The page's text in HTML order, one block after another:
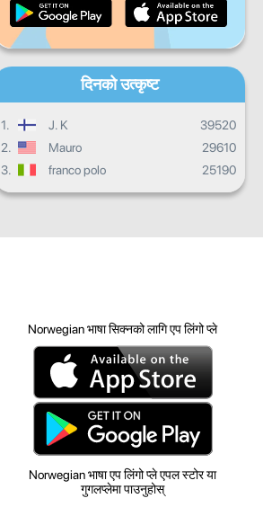
समग्र प्रगति
दिनको उत्कृष्ट
1. J. K
39520
2.
Mauro
29610
3.
franco polo 25190
Norwegian भाषा सिक्नको लागि एप लिंगो प्ले
Norwegian भाषा एप लिंगो प्ले एपल स्टोर या
गुगलप्लेमा पाउनुहोस्